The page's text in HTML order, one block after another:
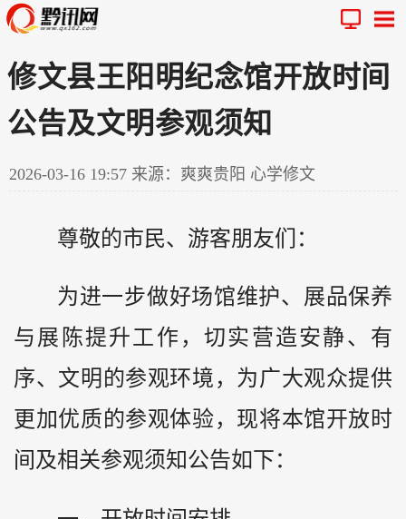
修文县王阳明纪念馆开放时间
公告及文明参观须知
2026-03-16 19:57 来源：爽爽贵阳 心学修文
尊敬的市民、游客朋友们：
为进一步做好场馆维护、展品保养
与展陈提升工作，切实营造安静、有
序、文明的参观环境，为广大观众提供
更加优质的参观体验，现将本馆开放时
间及相关参观须知公告如下：